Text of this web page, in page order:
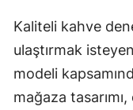
Kaliteli kahve
ulaştırmak
modeli
mağaza